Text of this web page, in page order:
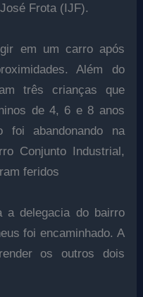
Frota (IJF).
em um carro após
Além do
três crianças que
de 4, 6 e 8 anos
abandonando na
Conjunto Industrial,
feridos
a delegacia do bairro
foi encaminhado. A
os outros dois